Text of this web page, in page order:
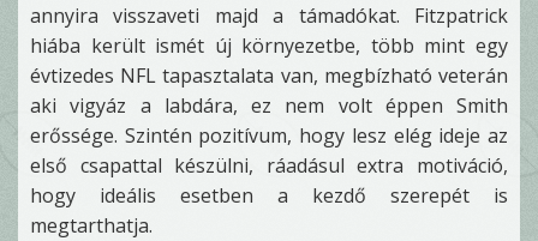
annyira visszaveti majd a támadókat. Fitzpatrick
hiába került ismét új környezetbe, több mint egy
évtizedes NFL tapasztalata van, megbízható veterán
aki vigyáz a labdára, ez nem volt éppen Smith
erőssége. Szintén pozitívum, hogy lesz elég ideje az
első csapattal készülni, ráadásul extra motiváció,
hogy ideális esetben a kezdő szerepét is
megtarthatja.